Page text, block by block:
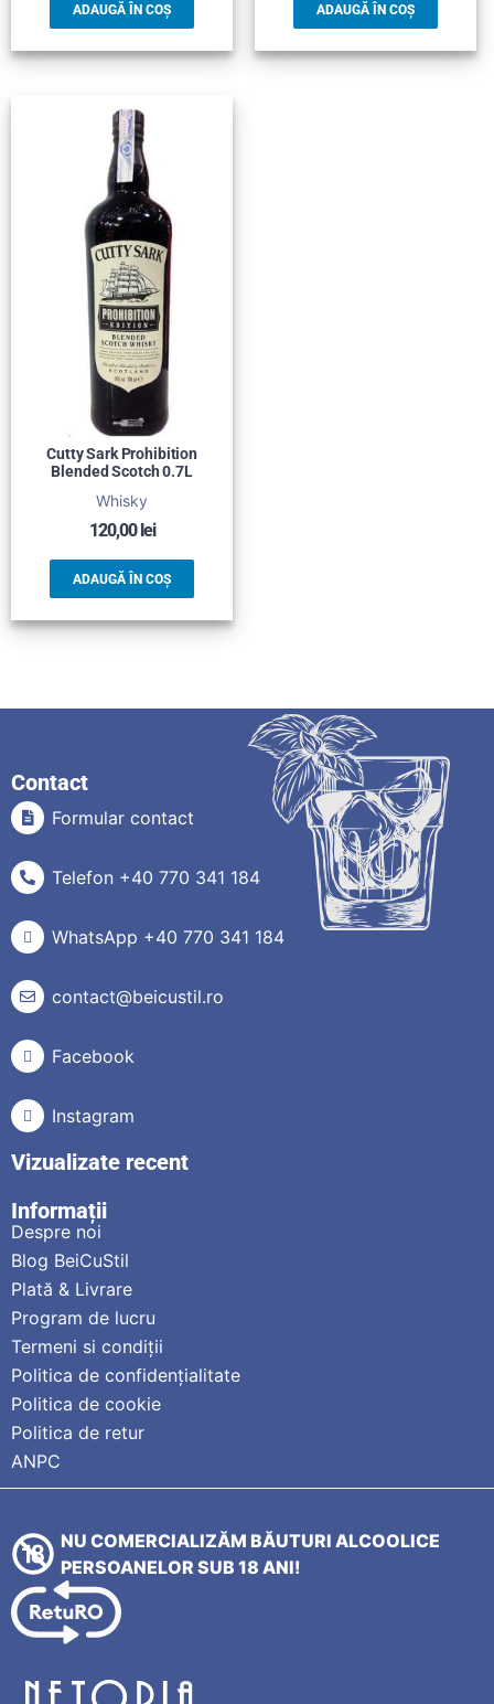
ADAUGĂ ÎN COȘ ADAUGĂ ÎN COȘ
Cutty Sark Prohibition
Blended Scotch 0.7L
Whisky
120,00lei
ADAUGĂ ÎN COȘ
Contact
Formular contact
Telefon +40 770 341 184
WhatsApp +40 770 341 184
contact@beicustil.ro
Facebook
Instagram
Vizualizate recent
Informații
Despre noi
Blog BeiCuStil
Plată & Livrare
Program de lucru
Termeni si condiții
Politica de confidențialitate
Politica de cookie
Politica de retur
ANPC
NU COMERCIALIZĂM BĂUTURI ALCOOLICE
PERSOANELOR SUB 18 ANI!